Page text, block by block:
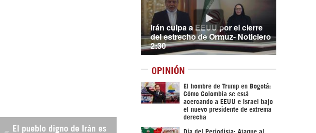
El pueblo digno de Irán es
Irán culpa a EEUU por el cierre
del estrecho de Ormuz- Noticiero
2:30
OPINIÓN
El hombre de Trump en Bogotá:
Cómo Colombia se está
acercando a EEUU e Israel bajo
el nuevo presidente de extrema
derecha
Día del Periodista: Ataque al